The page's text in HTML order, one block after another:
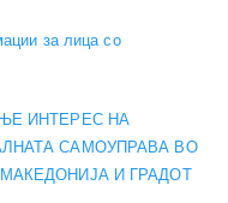
за лица со
ИНТЕРЕС НА
САМОУПРАВА ВО
И ГРАДОТ